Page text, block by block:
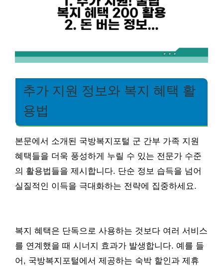
추가 지원 정보와 복지 혜택 활
용법
본문에서 소개된 국방복지포털 군 간부 가족 지원
혜택들을 더욱 풍성하게 누릴 수 있는 전문가 수준
의 활용법들을 제시합니다. 단순 정보 습득을 넘어
실질적인 이득을 극대화하는 전략에 집중하세요.
복지 혜택은 단독으로 사용하는 것보다 여러 서비스
를 연계했을 때 시너지 효과가 발생합니다. 예를 들
어, 국방복지포털에서 제공하는 숙박 할인과 제휴